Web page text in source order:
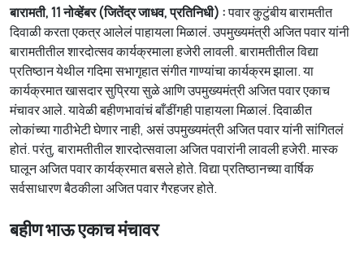
बारामती, 11 नोव्हेंबर (जितेंद्र जाधव, प्रतिनिधी) :पवार कुटुंबीय बारामतीत
दिवाळी करता एकत्र आलेलं पाहायला मिळालं. उपमुख्यमंत्री अजित पवार यांनी
बारामतीतील शारदोत्सव कार्यक्रमाला हजेरी लावली. बारामतीतील विद्या
प्रतिष्ठान येथील गदिमा सभागृहात संगीत गाण्यांचा कार्यक्रम झाला. या
कार्यक्रमात खासदार सुप्रिया सुळे आणि उपमुख्यमंत्री अजित पवार एकाच
मंचावर आले. यावेळी बहीणभावांचं बाँडींगही पाहायला मिळालं. दिवाळीत
लोकांच्या गाठीभेटी घेणार नाही, असं उपमुख्यमंत्री अजित पवार यांनी सांगितलं
होतं. परंतु, बारामतीतील शारदोत्सवाला अजित पवारांनी लावली हजेरी. मास्क
घालून अजित पवार कार्यक्रमात बसले होते. विद्या प्रतिष्ठानच्या वार्षिक
सर्वसाधारण बैठकीला अजित पवार गैरहजर होते.
बहीण भाऊ एकाच मंचावर